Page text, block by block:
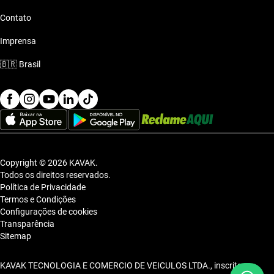
Contato
Imprensa
🇧🇷 Brasil
Copyright © 2026 KAVAK.
Todos os direitos reservados.
Política de Privacidade
Termos e Condições
Configurações de cookies
Transparência
Sitemap
KAVAK TECNOLOGIA E COMERCIO DE VEICULOS LTDA., inscrita no